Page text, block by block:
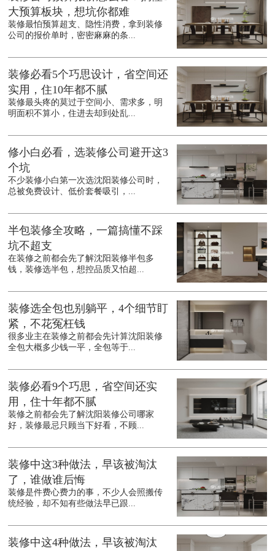
大预算板块，想坑你都难
装修最怕预算超支、隐性消费，拿到装修
公司的报价单时，密密麻麻的条...
装修必看5个巧思设计，省空间还
实用，住10年都不腻
装修最头疼的莫过于空间小、需求多，明
明面积不算小，住进去却到处乱...
修小白必看，选装修公司避开这3
个坑
不少装修小白第一次选沈阳装修公司时，
总被免费设计、低价套餐吸引，...
半包装修全攻略，一篇搞懂不踩
坑不超支
在装修之前都会先了解沈阳装修半包多
钱，装修选半包，想控品质又怕超...
装修选全包也别躺平，4个细节盯
紧，不花冤枉钱
很多业主在装修之前都会先计算沈阳装修
全包大概多少钱一平，全包等于...
装修必看9个巧思，省空间还实
用，住十年都不腻
装修之前都会先了解沈阳装修公司哪家
好，装修最忌只顾当下好看，不顾...
装修中这3种做法，早该被淘汰
了，谁做谁后悔
装修是件费心费力的事，不少人会照搬传
统经验，却不知有些做法早已跟...
装修中这4种做法，早该被淘汰